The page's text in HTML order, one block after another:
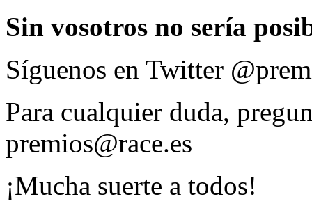
Sin vosotros no sería
Síguenos en Twitter
Para cualquier duda,
premios@race.es
¡Mucha suerte a todos!